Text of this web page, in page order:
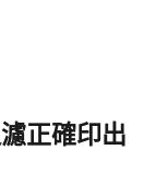
正確印出